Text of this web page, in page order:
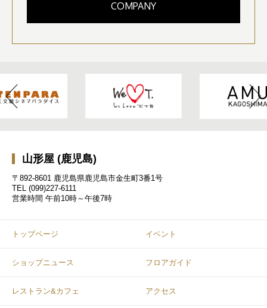
COMPANY
山形屋 (鹿児島)
〒892-8601 鹿児島県鹿児島市金生町3番1号
TEL (099)227-6111
営業時間 午前10時～午後7時
トップページ イベント
ショップニュース フロアガイド
レストラン&カフェ アクセス